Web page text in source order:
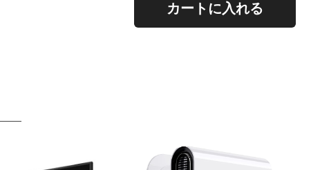
カートに入れる